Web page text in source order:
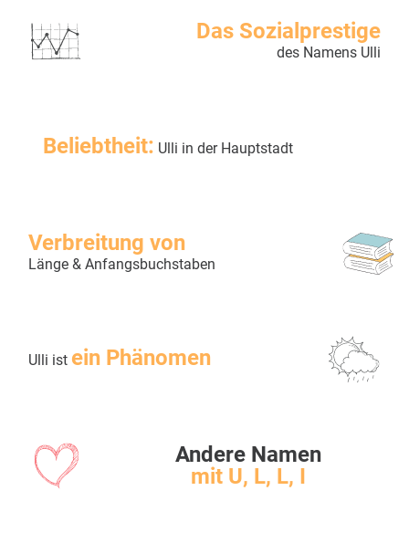
Das Sozialprestige
des Namens Ulli
Beliebtheit: Ulli in der Hauptstadt
Verbreitung von
Länge & Anfangsbuchstaben
Ulli ist ein Phänomen
Andere Namen
mit U, L, L, I